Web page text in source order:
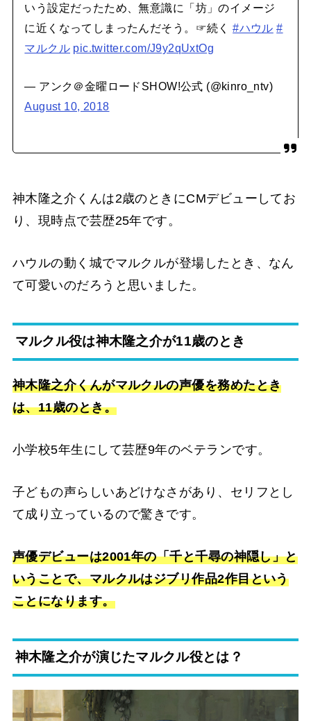
いう設定だったため、無意識に「坊」のイメージ
に近くなってしまったんだそう。☞続く#ハウル #
マルクル pic.twitter.com/J9y2qUxtOg
— アンク＠金曜ロードSHOW!公式 (@kinro_ntv)
August 10, 2018
神木隆之介くんは2歳のときにCMデビューしてお
り、現時点で芸歴25年です。
ハウルの動く城でマルクルが登場したとき、なん
て可愛いのだろうと思いました。
マルクル役は神木隆之介が11歳のとき
神木隆之介くんがマルクルの声優を務めたとき
は、11歳のとき。
小学校5年生にして芸歴9年のベテランです。
子どもの声らしいあどけなさがあり、セリフとし
て成り立っているので驚きです。
声優デビューは2001年の「千と千尋の神隠し」と
いうことで、マルクルはジブリ作品2作目という
ことになります。
神木隆之介が演じたマルクル役とは？